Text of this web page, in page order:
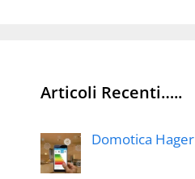
Articoli Recenti…..
Domotica Hager